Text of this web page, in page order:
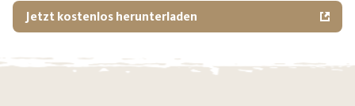
Jetzt kostenlos herunterladen